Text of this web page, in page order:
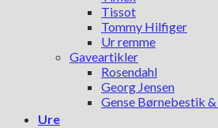
Tissot
Tommy Hilfiger
Ur remme
Gaveartikler
Rosendahl
Georg Jensen
Gense Børnebestik
Ure